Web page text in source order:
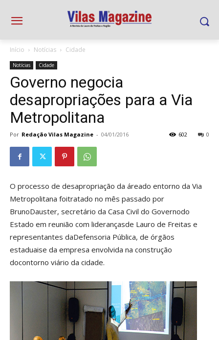
Início Notícias Cidade
Notícias Cidade
Governo negocia
desapropriações para a Via
Metropolitana
Por Redação Vilas Magazine - 04/01/2016 0
602
O processo de desapropriação da áreado entorno da Via
Metropolitana foitratado no mês passado por
BrunoDauster, secretário da Casa Civil do Governodo
Estado em reunião com liderançasde Lauro de Freitas e
representantes daDefensoria Pública, de órgãos
estaduaise da empresa envolvida na construção
docontorno viário da cidade.